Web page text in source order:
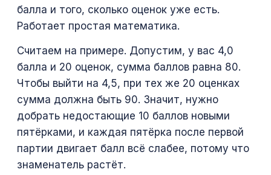
балла и того, сколько оценок уже есть.
Работает простая математика.
Считаем на примере. Допустим, у вас 4,0
балла и 20 оценок, сумма баллов равна 80.
Чтобы выйти на 4,5, при тех же 20 оценках
сумма должна быть 90. Значит, нужно
добрать недостающие 10 баллов новыми
пятёрками, и каждая пятёрка после первой
партии двигает балл всё слабее, потому что
знаменатель растёт.